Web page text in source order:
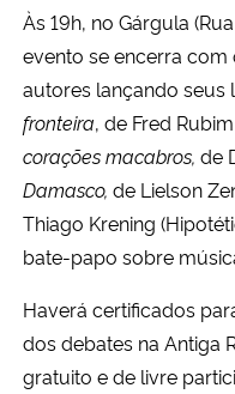
Às 19h, no Gárgula
evento se encerra com
autores lançando seus
fronteira, de Fred
corações macabros, de
Damasco, de Lielson
Thiago Krening
bate-papo sobre
Haverá certificados
dos debates na Antiga
gratuito e de livre